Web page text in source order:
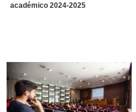
académico 2024-2025